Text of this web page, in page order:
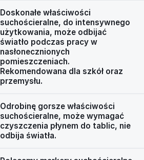
Doskonałe właściwości
suchościeralne, do intensywnego
użytkowania, może odbijać
światło podczas pracy w
nasłonecznionych
pomieszczeniach.
Rekomendowana dla szkół oraz
przemysłu.
Odrobinę gorsze właściwości
suchościeralne, może wymagać
czyszczenia płynem do tablic, nie
odbija światła.